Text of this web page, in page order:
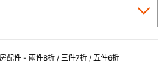
配件 - 兩件8折 / 三件7折 / 五件6折